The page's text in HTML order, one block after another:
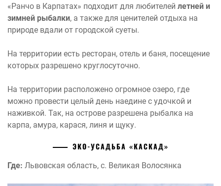
«Ранчо в Карпатах» подходит для любителей летней и
зимней рыбалки, а также для ценителей отдыха на
природе вдали от городской суеты.
На территории есть ресторан, отель и баня, посещение
которых разрешено круглосуточно.
На территории расположено огромное озеро, где
можно провести целый день наедине с удочкой и
наживкой. Так, на острове разрешена рыбалка на
карпа, амура, карася, линя и щуку.
ЭКО-УСАДЬБА «КАСКАД»
Где: Львовская область, с. Великая Волосянка